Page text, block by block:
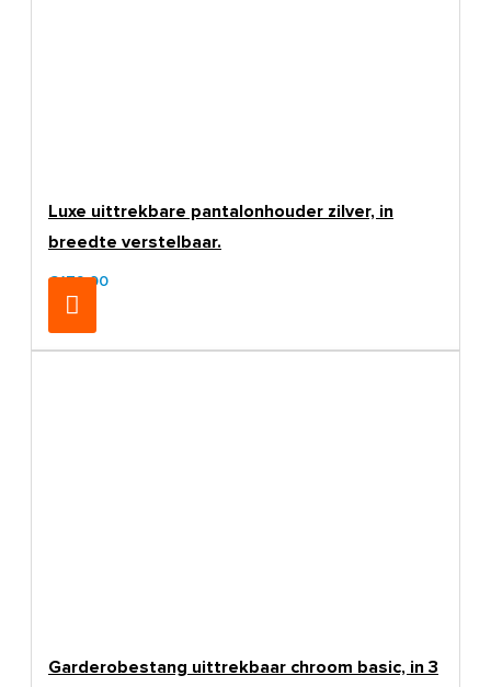
Luxe uittrekbare pantalonhouder zilver, in
breedte verstelbaar.
€179,00
Garderobestang uittrekbaar chroom basic, in 3